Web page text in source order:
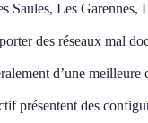
Saules, Les
des réseaux mal
d’une
présentent des